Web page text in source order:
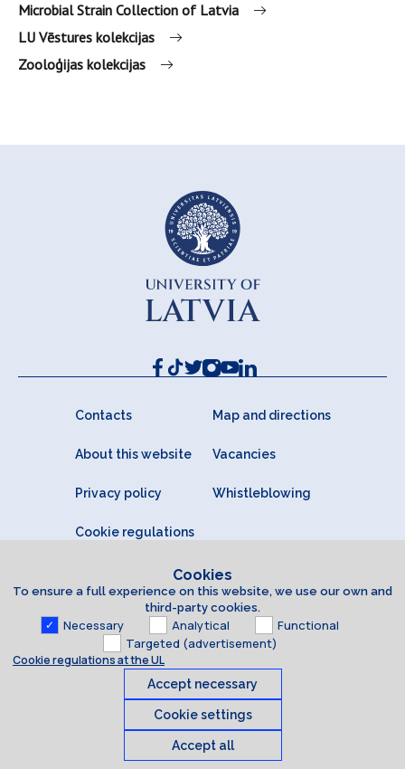
Microbial Strain Collection of Latvia
LU Vēstures kolekcijas
Zooloģijas kolekcijas
Contacts Map and directions
About this website Vacancies
Privacy policy Whistleblowing
Cookie regulations
© 2026 University of Latvia. All rights reserved.
Cookies
To ensure a full experience on this website, we use our own and
third-party cookies.
Necessary Analytical
Functional
Targeted (advertisement)
Cookie regulations at the UL
Accept necessary
Cookie settings
Accept all